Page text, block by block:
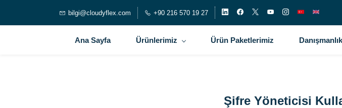
bilgi@cloudyflex.com +90 216 570 19 27
Ana Sayfa Ürünlerimiz Ürün Paketlerimiz
Şifre Yöneticisi